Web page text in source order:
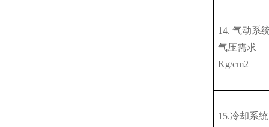
14. 气动系
气压需求
Kg/cm2
15.冷却系统